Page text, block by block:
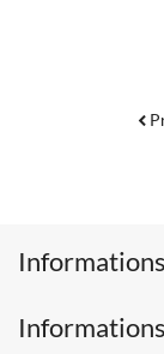
Informations